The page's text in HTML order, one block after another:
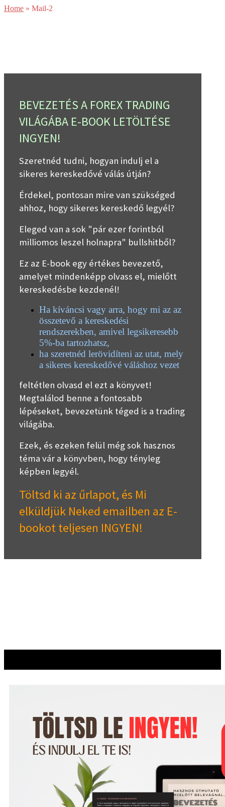
Skip
Home » Mail-2
BEVEZETÉS A FOREX TRADING
VILÁGÁBA E-BOOK LETÖLTÉSE
INGYEN!
Szeretnéd tudni, hogyan indulj el a
sikeres kereskedővé válás útján?
Érdekel, pontosan mire van szükséged
ahhoz, hogy sikeres kereskedő legyél?
Eleged van a sok "pár ezer forintból
milliomos leszel holnapra" bullshitből?
Ez az E-book egy értékes bevezető,
amelyet mindenképp olvass el, mielőtt
kereskedésbe kezdenél!
Ha kíváncsi vagy arra, hogy mi az az
összetevő a kereskedési
rendszerekben, amivel legsikeresebb
5%-ba tartozhatsz,
ha szeretnéd lerövidíteni az utat, mely
a sikeres kereskedővé váláshoz vezet
feltétlen olvasd el ezt a könyvet!
Megtalálod benne a fontosabb
lépéseket, bevezetünk téged is a trading
világába.
Ezek, és ezeken felül még sok hasznos
téma vár a könyvben, hogy tényleg
képben legyél.
Töltsd ki az űrlapot, és Mi
elküldjük Neked emailben az E-
bookot teljesen INGYEN!